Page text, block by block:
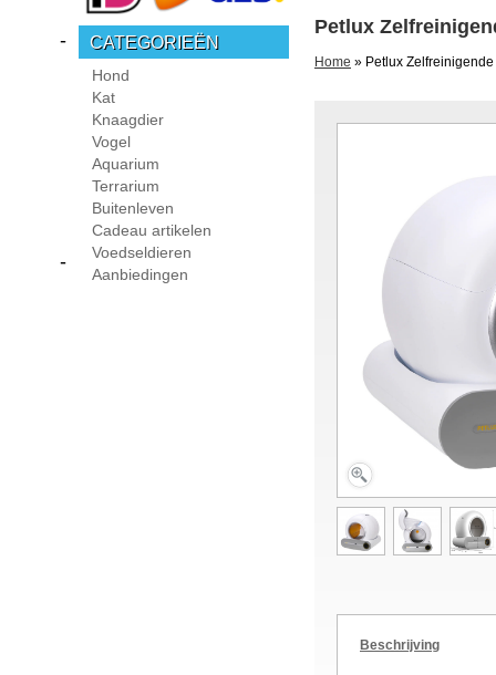
CATEGORIEËN
-
Hond
Kat
Knaagdier
Vogel
Aquarium
Terrarium
Buitenleven
Cadeau artikelen
Voedseldieren
Aanbiedingen
-
Petlux
Home » Petlux
Beschrijving